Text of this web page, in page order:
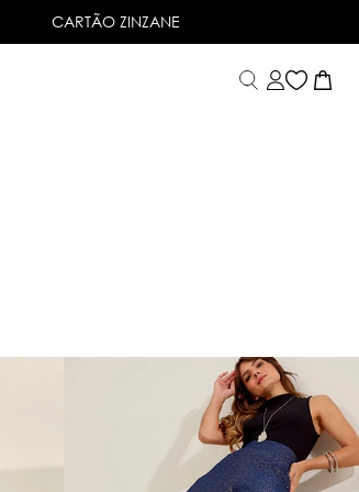
6X SEM JUROSNO CARTÃO DE CRÉDITO
CARTÃO ZINZANE